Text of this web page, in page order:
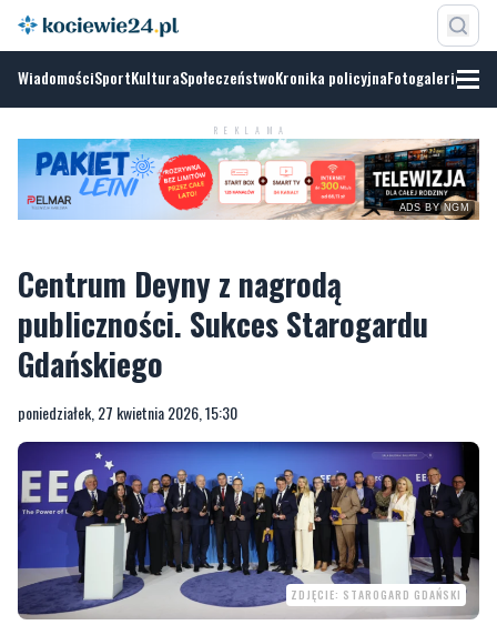
WiadomościSportKulturaSpołeczeństwoKronika policyjnaFotogalerie
REKLAMA
ADS BY NGM
Centrum Deyny z nagrodą
publiczności. Sukces Starogardu
Gdańskiego
poniedziałek, 27 kwietnia 2026, 15:30
ZDJĘCIE: STAROGARD GDAŃSKI